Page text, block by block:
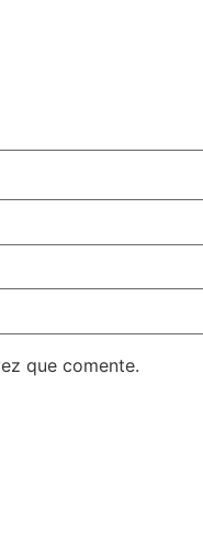
que comente.